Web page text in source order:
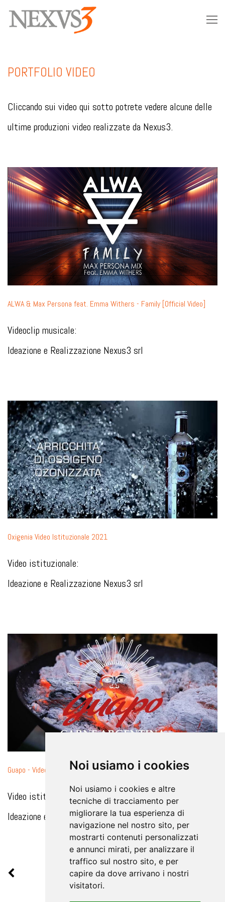
Noi usiamo i cookies
Noi usiamo i cookies e altre
tecniche di tracciamento per
migliorare la tua esperienza di
navigazione nel nostro sito, per
mostrarti contenuti personalizzati
e annunci mirati, per analizzare il
traffico sul nostro sito, e per
capire da dove arrivano i nostri
visitatori.
PORTFOLIO VIDEO
Cliccando sui video qui sotto potrete vedere alcune delle
ultime produzioni video realizzate da Nexus3.
ALWA & Max Persona feat. Emma Withers - Family [Official Video]
Videoclip musicale:
Ideazione e Realizzazione Nexus3 srl
Oxigenia Video Istituzionale 2021
Video istituzionale:
Ideazione e Realizzazione Nexus3 srl
Guapo - Video Evento 16 Giugno 2021
Video istituzionale:
Ideazione e Realizzazione Nexus3 srl
3 4 5 6 7 8 9 10 »